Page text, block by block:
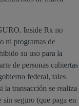
Inside Rx no
ni programas de
su uso para la
de personas cubiertas
federal, tales
transacción se realiza
seguro (que paga en